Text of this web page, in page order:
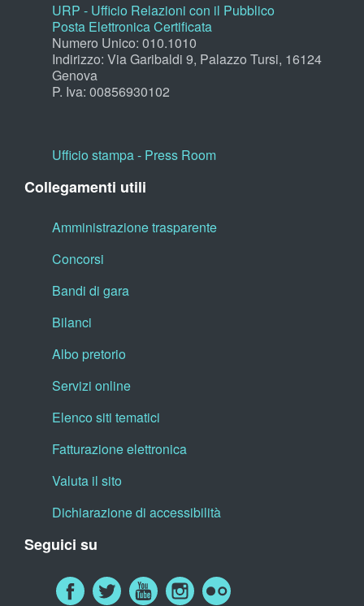
URP - Ufficio Relazioni con il Pubblico
Posta Elettronica Certificata
Numero Unico: 010.1010
Indirizzo: Via Garibaldi 9, Palazzo Tursi, 16124
Genova
P. Iva: 00856930102
Ufficio stampa - Press Room
Collegamenti utili
Amministrazione trasparente
Concorsi
Bandi di gara
Bilanci
Albo pretorio
Servizi online
Elenco siti tematici
Fatturazione elettronica
Valuta il sito
Dichiarazione di accessibilità
Seguici su